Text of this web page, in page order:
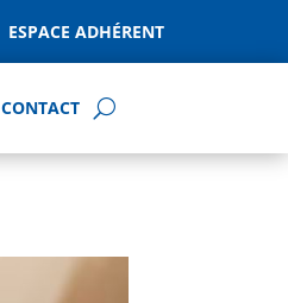
ESPACE ADHÉRENT
CONTACT